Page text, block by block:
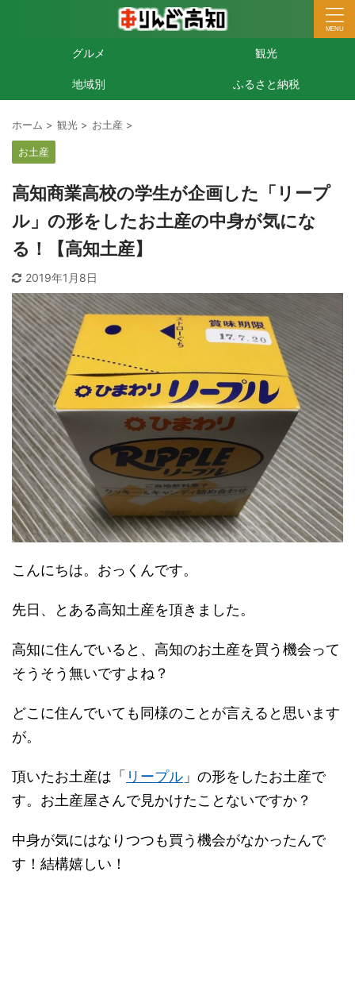
グルメ 観光
地域別 ふるさと納税
ホーム > 観光 > お土産 >
お土産
高知商業高校の学生が企画した「リープ
ル」の形をしたお土産の中身が気にな
る！【高知土産】
2019年1月8日
こんにちは。おっくんです。
先日、とある高知土産を頂きました。
高知に住んでいると、高知のお土産を買う機会って
そうそう無いですよね？
どこに住んでいても同様のことが言えると思います
が。
頂いたお土産は「 リープル 」の形をしたお土産で
す。お土産屋さんで見かけたことないですか？
中身が気にはなりつつも買う機会がなかったんで
す！結構嬉しい！